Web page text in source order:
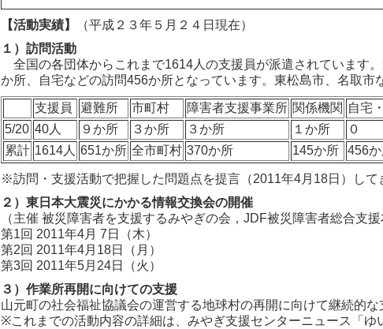
【活動実績】
（平成２３年５月２４日現在）
１）訪問活動
全国の各団体からこれまで1614人の支援員が派遣されています
か所、自宅などの訪問456か所となっています。東松島市、名取市
支援員 避難所 市町村 障害者支援事業所 関係機関 自宅
5/20 40人 ９か所 ３か所 ３か所 １か所
０
累計 1614人 651か所 全市町村 370か所 145か所 456
※訪問・支援活動で把握した問題点を提言（2011年4月18日）して
２）東日本大震災にかかる情報交換会の開催
（主催 被災障害者を支援するみやぎの会，JDF被災障害者総合支
第1回 2011年4月 7日（木）
第2回 2011年4月18日（月）
第3回 2011年5月24日（火）
３）作業所再開に向けての支援
山元町の社会福祉協議会の運営する地球村の再開に向けて継続的な
※これまでの活動内容の詳細は、みやぎ支援センターニュース「